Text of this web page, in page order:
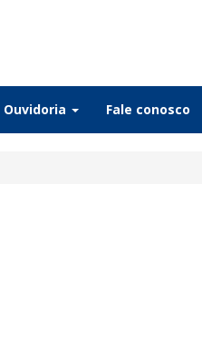
Ouvidoria Fale conosco